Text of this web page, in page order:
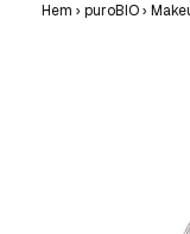
Hem › puroBIO›